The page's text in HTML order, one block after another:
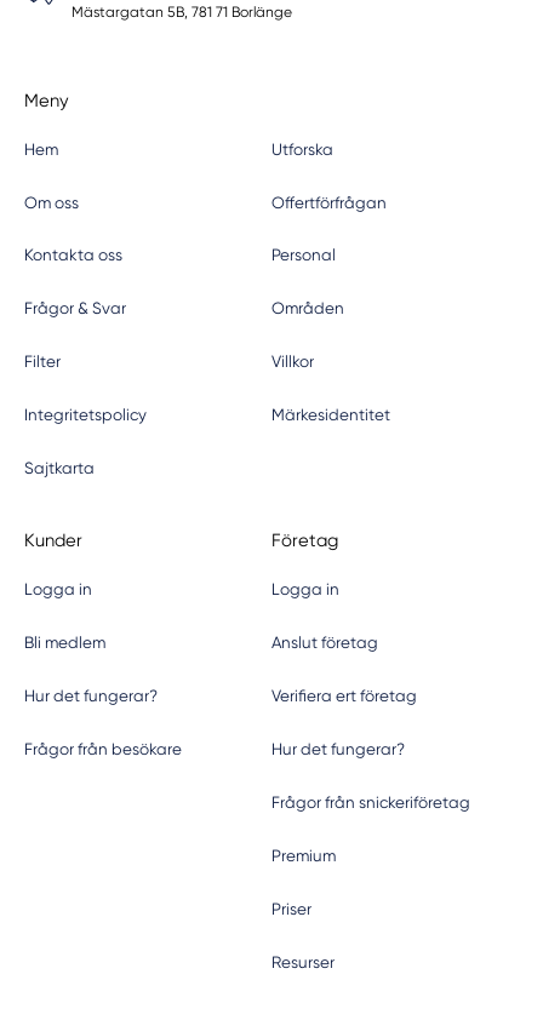
Mästargatan 5B, 781 71 Borlänge
Meny
Hem Utforska
Om oss Offertförfrågan
Kontakta oss Personal
Frågor & Svar Områden
Filter Villkor
Integritetspolicy Märkesidentitet
Sajtkarta
Kunder
Logga in
Bli medlem
Hur det fungerar?
Frågor från besökare
Företag
Logga in
Anslut företag
Verifiera ert företag
Hur det fungerar?
Frågor från snickeriföretag
Premium
Priser
Resurser